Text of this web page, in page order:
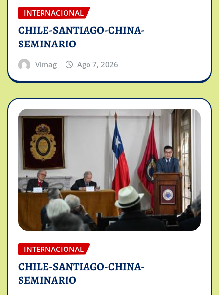
INTERNACIONAL
CHILE-SANTIAGO-CHINA-
SEMINARIO
Vimag Ago 7, 2026
INTERNACIONAL
CHILE-SANTIAGO-CHINA-
SEMINARIO